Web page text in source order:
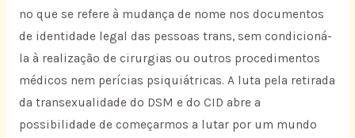
no que se refere à mudança de nome nos documentos
de identidade legal das pessoas trans, sem condicioná-
la à realização de cirurgias ou outros procedimentos
médicos nem perícias psiquiátricas. A luta pela retirada
da transexualidade do DSM e do CID abre a
possibilidade de começarmos a lutar por um mundo